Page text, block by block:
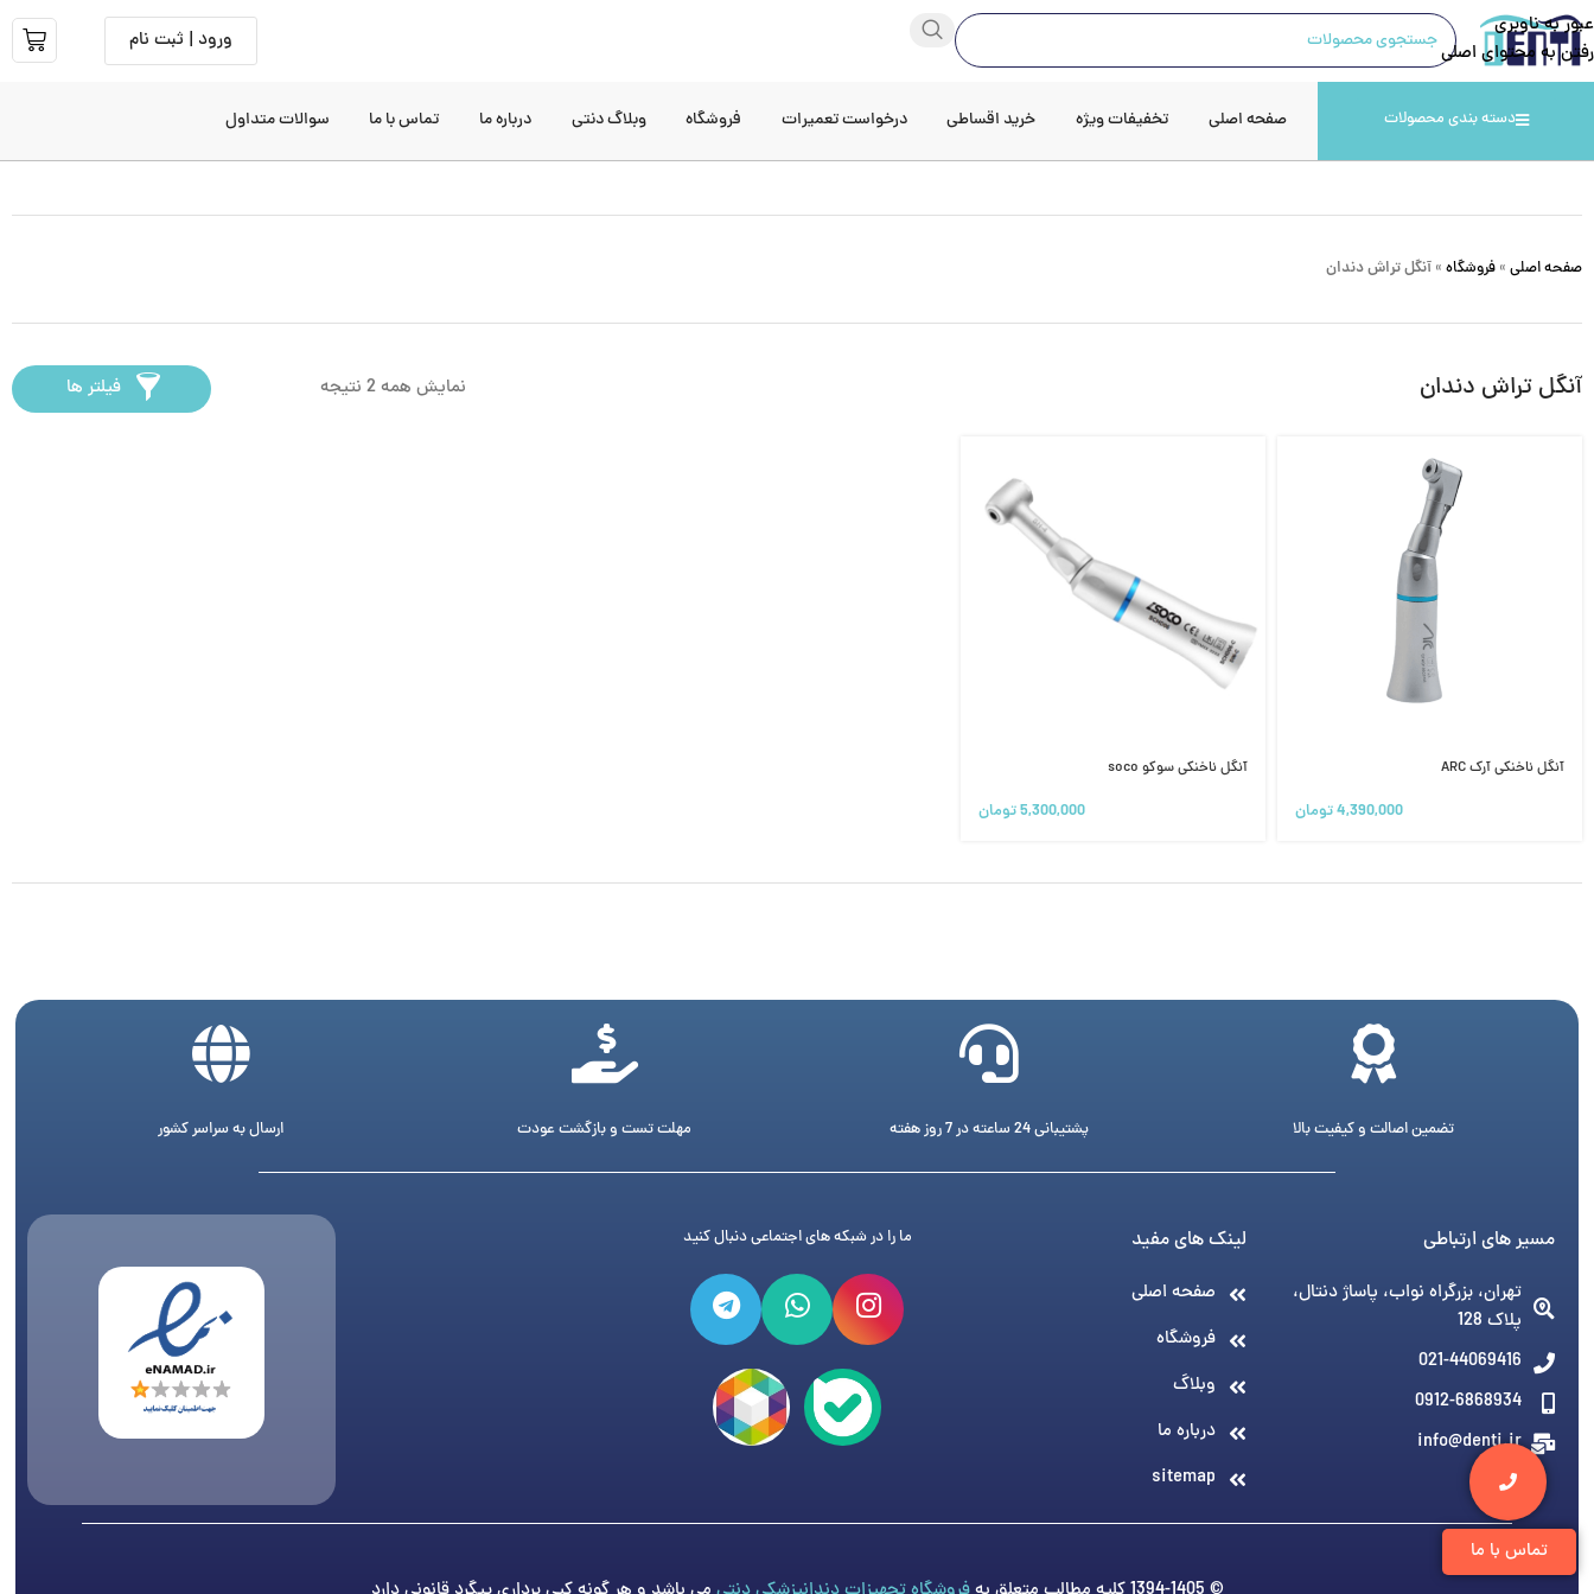
عبور به ناوبری
رفتن به محتوای اصلی
ورود | ثبت نام
دسته بندی محصولات صفحه اصلی تخفیفات ویژه خرید اقساطی درخواست تعمیرات فروشگاه وبلاگ دنتی درباره ما تماس با ما سوالات متداول
صفحه اصلی » فروشگاه » آنگل تراش دندان
آنگل تراش دندان نمایش همه 2 نتیجه فیلتر ها
آنگل ناخنکی آرک ARC
4,390,000تومان
آنگل ناخنکی سوکو soco
5,300,000تومان
تماس با ما
تضمین اصالت و کیفیت بالا پشتیبانی 24 ساعته در 7 روز هفته مهلت تست و بازگشت عودت ارسال به سراسر کشور
مسیر های ارتباطی
تهران، بزرگراه نواب، پاساژ دنتال،
پلاک 128
021-44069416
0912-6868934
info@denti.ir
لینک های مفید
صفحه اصلی
فروشگاه
وبلاگ
درباره ما
sitemap
ما را در شبکه های اجتماعی دنبال کنید